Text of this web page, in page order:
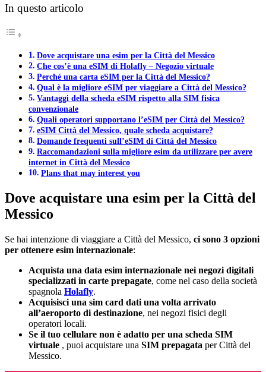
In questo articolo
Dove acquistare una esim per la Città del Messico
Che cos’è una eSIM di Holafly – Negozio virtuale
Perché una carta eSIM per la Città del Messico?
Qual è la migliore eSIM per viaggiare a Città del Messico?
Vantaggi della scheda eSIM rispetto alla SIM fisica
convenzionale
Quali operatori supportano l’eSIM per Città del Messico?
eSIM Città del Messico, quale scheda acquistare?
Domande frequenti sull’eSIM di Città del Messico
Raccomandazioni sulla migliore esim da utilizzare per avere
internet in Città del Messico
Plans that may interest you
Dove acquistare una esim per la Città del
Messico
Se hai intenzione di viaggiare a Città del Messico, ci sono 3 opzioni
per ottenere esim internazionale:
Acquista una data esim internazionale nei negozi digitali
specializzati in carte prepagate, come nel caso della società
spagnola Holafly.
Acquisisci una sim card dati una volta arrivato
all’aeroporto di destinazione, nei negozi fisici degli
operatori locali.
Se il tuo cellulare non è adatto per una scheda SIM
virtuale , puoi acquistare una SIM prepagata per Città del
Messico.